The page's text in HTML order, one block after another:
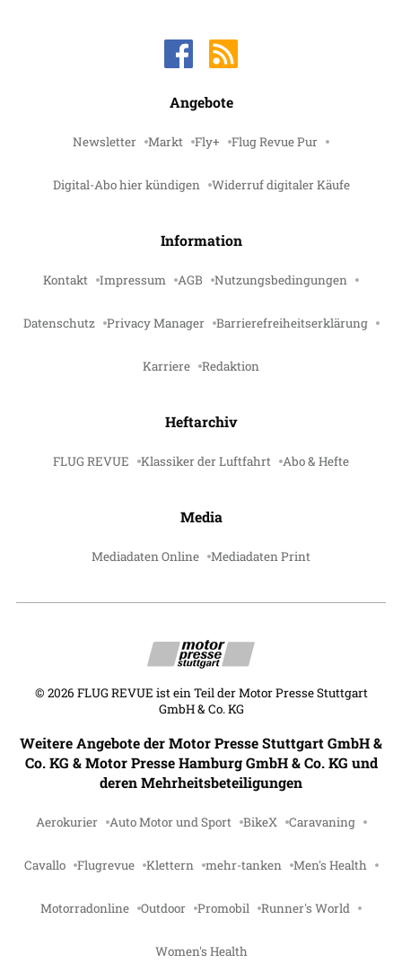
Angebote
Newsletter Markt Fly+ Flug Revue Pur
Digital-Abo hier kündigen Widerruf digitaler Käufe
Information
Kontakt Impressum AGB Nutzungsbedingungen
Datenschutz Privacy Manager Barrierefreiheitserklärung
Karriere Redaktion
Heftarchiv
FLUG REVUE Klassiker der Luftfahrt Abo & Hefte
Media
Mediadaten Online Mediadaten Print
© 2026 FLUG REVUE ist ein Teil der Motor Presse Stuttgart
GmbH & Co. KG
Weitere Angebote der Motor Presse Stuttgart GmbH &
Co. KG & Motor Presse Hamburg GmbH & Co. KG und
deren Mehrheitsbeteiligungen
Aerokurier Auto Motor und Sport BikeX Caravaning
Cavallo Flugrevue Klettern mehr-tanken Men's Health
Motorradonline Outdoor Promobil Runner's World
Women's Health